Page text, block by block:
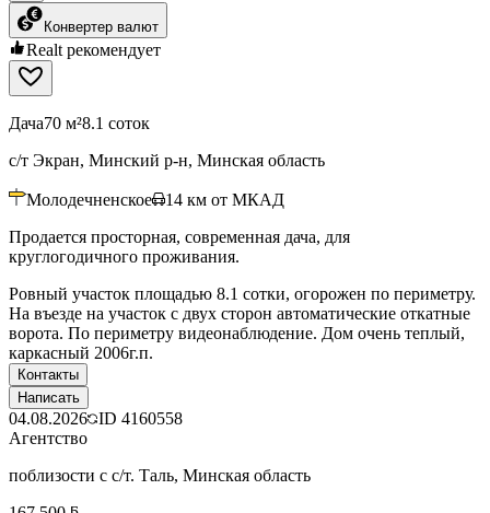
Конвертер валют
Realt рекомендует
Дача70 м²8.1 соток
с/т Экран, Минский р-н, Минская область
Молодечненское 14 км от МКАД
Продается просторная, современная дача, для
круглогодичного проживания.
Ровный участок площадью 8.1 сотки, огорожен по периметру.
На въезде на участок с двух сторон автоматические откатные
ворота. По периметру видеонаблюдение. Дом очень теплый,
каркасный 2006г.п.
Контакты
Написать
04.08.2026 ID 4160558
Агентство
поблизости с с/т. Таль, Минская область